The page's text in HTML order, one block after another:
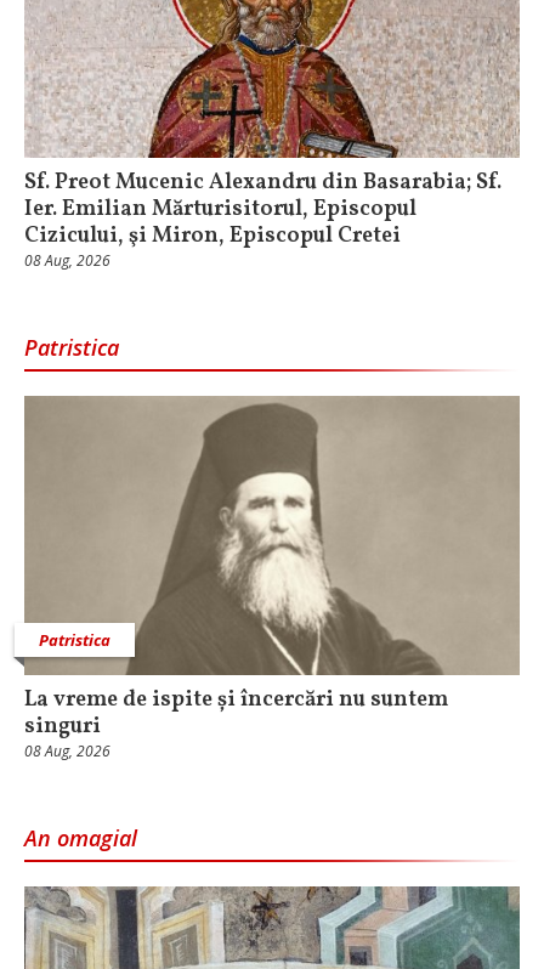
Sf. Preot Mucenic Alexandru din Basarabia; Sf.
Ier. Emilian Mărturisitorul, Episcopul
Cizicului, şi Miron, Episcopul Cretei
08 Aug, 2026
Patristica
Patristica
La vreme de ispite și încercări nu suntem
singuri
08 Aug, 2026
An omagial